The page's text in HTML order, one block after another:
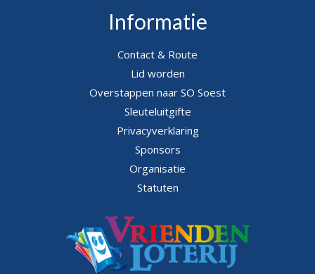
Informatie
Contact & Route
Lid worden
Overstappen naar SO Soest
Sleuteluitgifte
Privacyverklaring
Sponsors
Organisatie
Statuten